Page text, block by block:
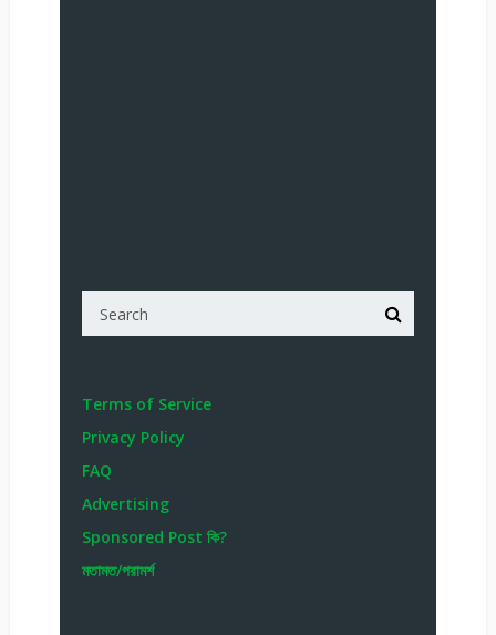
Terms of Service
Privacy Policy
FAQ
Advertising
Sponsored Post কি?
মতামত/পরামর্শ